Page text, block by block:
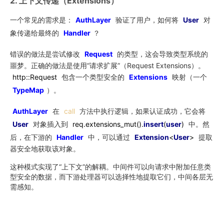
一个常见的需求是： AuthLayer 验证了用户，如何将 User 对
象传递给最终的 Handler ？
错误的做法是尝试修改 Request 的类型，这会导致类型系统的
噩梦。正确的做法是使用“请求扩展”（Request Extensions）。
http::Request 包含一个类型安全的 Extensions 映射（一个
TypeMap ）。
AuthLayer 在 call 方法中执行逻辑，如果认证成功，它会将
User 对象插入到 req.extensions_mut().insert(user) 中。然
后，在下游的 Handler 中，可以通过 Extension<User> 提取
器安全地获取该对象。
这种模式实现了“上下文”的解耦。中间件可以向请求中附加任意类
型安全的数据，而下游处理器可以选择性地提取它们，中间各层无
需感知。